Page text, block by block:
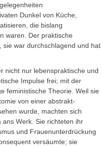
Dunkel von Küche,
die bislang
waren. Der praktische
sie war durchschlagend und hat
nicht nur lebenspraktische und
Impulse frei; mit der
feministische Theorie. Weil sie
von einer abstrakt-
wurde, machten sich
Werk. Sie richteten ihr
und Frauenunterdrückung
versäumte; sie